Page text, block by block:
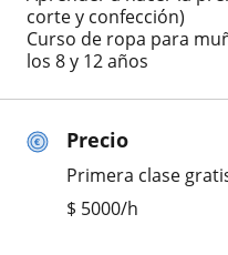
Precio
Primera clase
$ 5000/h
corte y confección)
Curso de ropa para
los 8 y 12 años